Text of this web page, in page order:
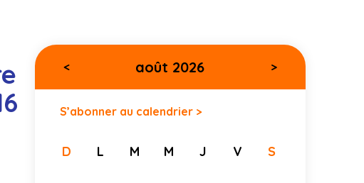
< août 2026 >
S’abonner au calendrier >
D L M M J V S